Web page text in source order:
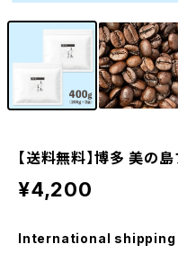
【送料無料】博多 美の
¥4,200
International shipping